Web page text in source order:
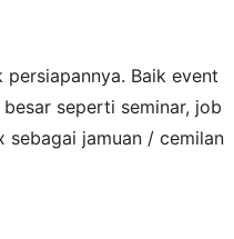
Baik event
seperti seminar, job
sebagai jamuan / cemilan